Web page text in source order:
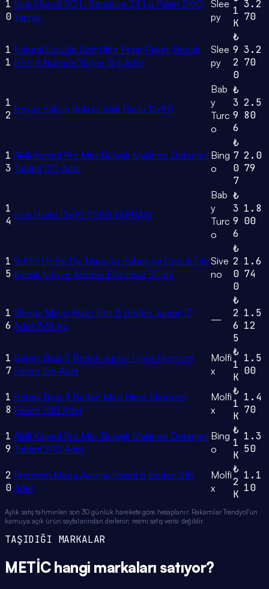
1
0
Islak Mendil 90 Lı Sensitive 24 Lü Paket 2160
Yaprak
Slee
py
1
K
3.2
70
1
1
Natural Double Soft Ultra Fırsat Paketi Bebek
Bezi 6 Numara Xlarge 124 Adet
Slee
py
₺
9
2
0
3.2
70
1
2 Beyaz Sabun Kokulu Islak Havlu 12x90
Bab
y
Turc
o
₺
3
9
6
2.5
80
1
3
Akıllı Kapsül Pro Max Bulaşık Makinesi Deterjanı
Tableti 120 Adet
Bing
o
₺
7
0
7
2.0
79
1
4 Islak Havlu 12x90 (1080 YAPRAK)
Bab
y
Turc
o
₺
3
9
6
1.8
00
1
5
%100 Doğal Diş Macunu Bebek ve Çocuk İçin
Karışık Meyve Aromalı Florürsüz 50 ml
Sive
no
₺
2
0
0
1.6
74
1
6
Sleepy Mayo Külot Bez 5 Beden Junior 17
Adet 7-18 Kg
—
₺
2
6
5
1.5
12
1
7
Bebek Bezi 5 Beden Junior Hiper Ekonomi
Paketi 156 Adet
Molfi
x
₺
1
K
1.5
00
1
8
Bebek Bezi 4 Beden Maxi Hiper Ekonomi
Paketi 200 Adet
Molfi
x
₺
1
K
1.4
70
1
9
Akıllı Kapsül Pro Max Bulaşık Makinesi Deterjanı
Tableti 240 Adet
Bing
o
₺
1
K
1.3
50
2
0
Premium Mega Avantaj Paketi 6 Beden 216
Adet
Molfi
x
₺
2
K
1.1
10
Aylık satış tahminleri son 30 günlük harekete göre hesaplanır. Rakamlar Trendyol'un
kamuya açık ürün sayfalarından derlenir; resmi satış verisi değildir.
TAŞIDIĞI MARKALAR
METİChangi markaları satıyor?